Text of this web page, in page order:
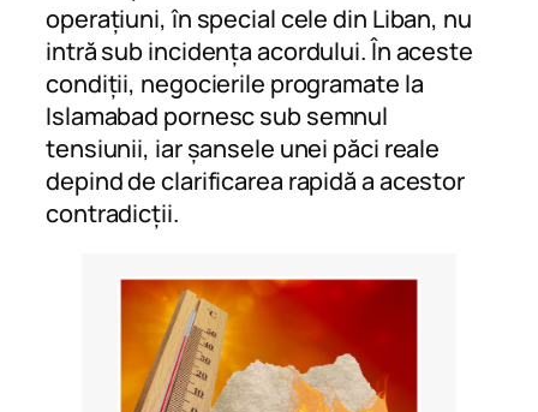
operațiuni, în special cele din Liban, nu
intră sub incidența acordului. În aceste
condiții, negocierile programate la
Islamabad pornesc sub semnul
tensiunii, iar șansele unei păci reale
depind de clarificarea rapidă a acestor
contradicții.